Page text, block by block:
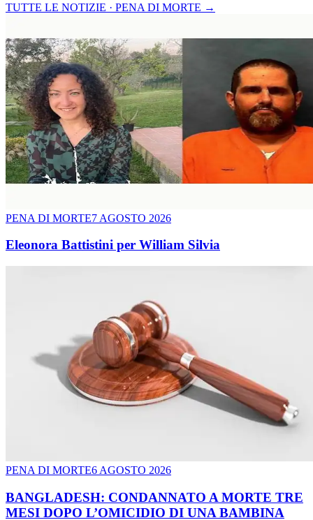
TUTTE LE NOTIZIE · PENA DI MORTE →
PENA DI MORTE7 AGOSTO 2026
Eleonora Battistini per William Silvia
PENA DI MORTE6 AGOSTO 2026
BANGLADESH: CONDANNATO A MORTE TRE
MESI DOPO L’OMICIDIO DI UNA BAMBINA